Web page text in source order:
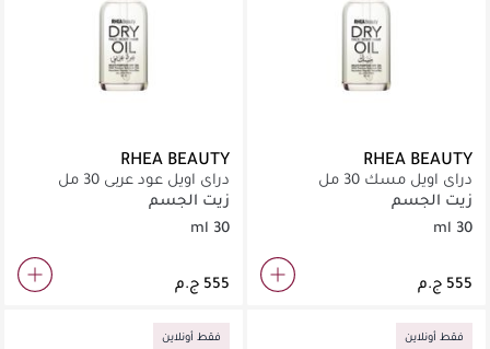
RHEA BEAUTY
دراي اويل مسك 30 مل
زيت الجسم
30 ml
RHEA BEAUTY
دراي اويل عود عربي 30 مل
زيت الجسم
30 ml
فقط أونلاين فقط أونلاين